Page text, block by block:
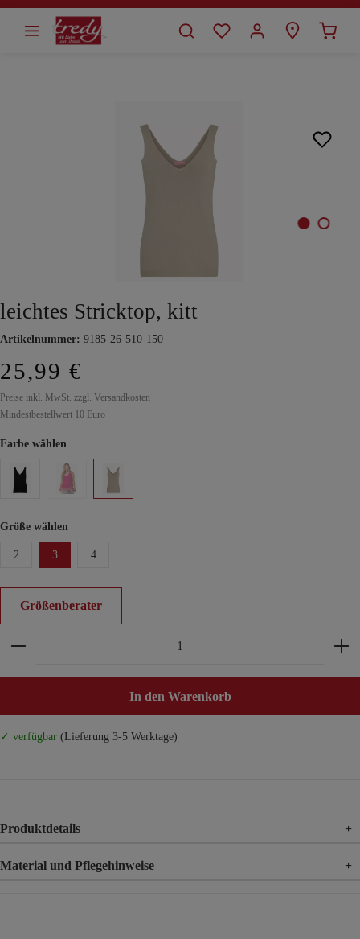
springen
leichtes Stricktop, kitt
Artikelnummer: 9185-26-510-150
25,99 €
Preise inkl. MwSt. zzgl. Versandkosten
Mindestbestellwert 10 Euro
Farbe wählen
Größe wählen
2 3 4
Größenberater
Produkt Anzahl: Gib den gewünschten Wert ein
In den Warenkorb
✓ verfügbar (Lieferung 3-5 Werktage)
Produktdetails +
Material und Pflegehinweise +